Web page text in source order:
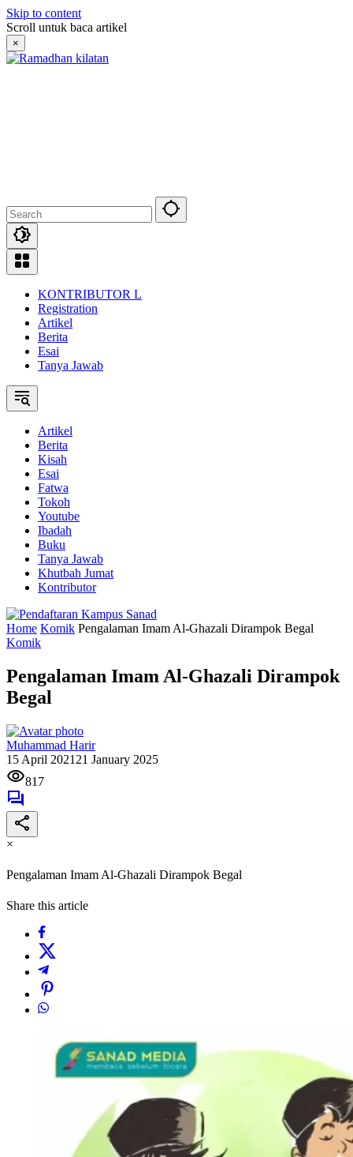
Skip to content
Scroll untuk baca artikel
×
KONTRIBUTOR L
Registration
Artikel
Berita
Esai
Tanya Jawab
Artikel
Berita
Kisah
Esai
Fatwa
Tokoh
Youtube
Ibadah
Buku
Tanya Jawab
Khutbah Jumat
Kontributor
Home Komik Pengalaman Imam Al-Ghazali Dirampok Begal
Komik
Pengalaman Imam Al-Ghazali Dirampok
Begal
Muhammad Harir
15 April 2021 21 January 2025
817
×
Pengalaman Imam Al-Ghazali Dirampok Begal
Share this article